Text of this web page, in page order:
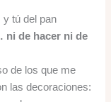
tú del pan
ni de hacer ni de
de los que me
las decoraciones: